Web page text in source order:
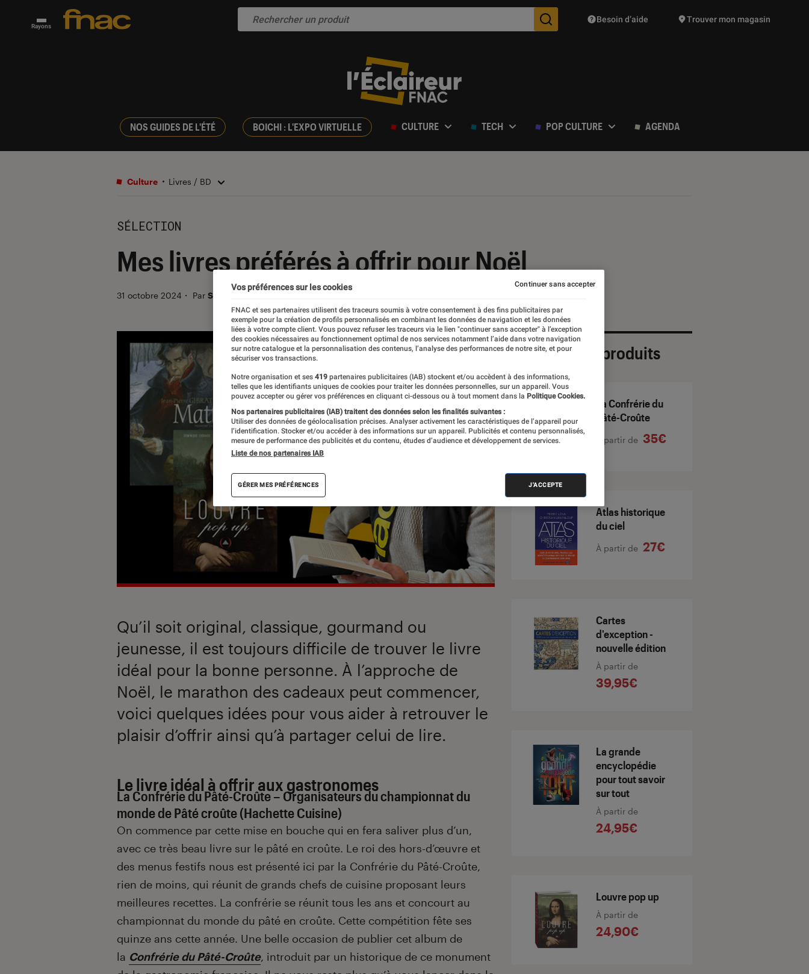
Rayons Des suggestions de produits vont vous être proposées
Besoin d’aide Trouver mon magasin
NOS GUIDES DE L'ÉTÉ BOICHI : L'EXPO VIRTUELLE CULTURE TECH POP CULTURE AGENDA
Culture Livres / BD
SÉLECTION
Mes livres préférés à offrir pour Noël
31 octobre 2024 ・ Par Sébastien Thomas-Calleja
Qu’il soit original, classique, gourmand ou
jeunesse, il est toujours difficile de trouver le livre
idéal pour la bonne personne. À l’approche de
Noël, le marathon des cadeaux peut commencer,
voici quelques idées pour vous aider à retrouver le
plaisir d’offrir ainsi qu’à partager celui de lire.
Le livre idéal à offrir aux gastronomes
La Confrérie du Pâté-Croûte – Organisateurs du championnat du
monde de Pâté croûte (Hachette Cuisine)
On commence par cette mise en bouche qui en fera saliver plus d’un,
avec ce très beau livre sur le pâté en croûte. Le roi des hors-d’œuvre et
des menus festifs nous est présenté ici par la Confrérie du Pâté-Croûte,
rien de moins, qui réunit de grands chefs de cuisine proposant leurs
meilleures recettes. La confrérie se réunit tous les ans et concourt au
championnat du monde du pâté en croûte. Cette compétition fête ses
quinze ans cette année. Une belle occasion de publier cet album de
la Confrérie du Pâté-Croûte, introduit par un historique de ce monument
Sélection de produits
La Confrérie du
Pâté-Croûte
À partir de 35€
Atlas historique
du ciel
À partir de 27€
Cartes
d'exception -
nouvelle édition
À partir de
39,95€
La grande
encyclopédie
pour tout savoir
sur tout
À partir de
24,95€
Louvre pop up
À partir de
24,90€
Vos préférences sur les cookies
FNAC et ses partenaires utilisent des traceurs soumis à votre consentement à des fins publicitaires par
exemple pour la création de profils personnalisés en combinant les données de navigation et les données
liées à votre compte client. Vous pouvez refuser les traceurs via le lien "continuer sans accepter" à l’exception
des cookies nécessaires au fonctionnement optimal de nos services notamment l’aide dans votre navigation
sur notre catalogue et la personnalisation des contenus, l’analyse des performances de notre site, et pour
sécuriser vos transactions.
Notre organisation et ses 419 partenaires publicitaires (IAB) stockent et/ou accèdent à des informations,
telles que les identifiants uniques de cookies pour traiter les données personnelles, sur un appareil. Vous
pouvez accepter ou gérer vos préférences en cliquant ci-dessous ou à tout moment dans la Politique Cookies.
Nos partenaires publicitaires (IAB) traitent des données selon les finalités suivantes :
Utiliser des données de géolocalisation précises. Analyser activement les caractéristiques de l’appareil pour
l’identification. Stocker et/ou accéder à des informations sur un appareil. Publicités et contenu personnalisés,
mesure de performance des publicités et du contenu, études d’audience et développement de services.
Liste de nos partenaires IAB
GÉRER MES PRÉFÉRENCES J'ACCEPTE
Continuer sans accepter